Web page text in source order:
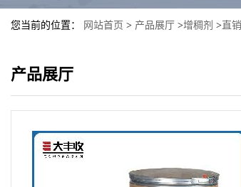
您当前的位置： 网站首页 > 产品展厅 >增稠剂 >直
产品展厅